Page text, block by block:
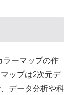
ラーマップの作
ップは2次元デ
データ分析や科